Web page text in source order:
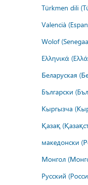
Türkmen dili
Valencià
Wolof
Ελληνικά
Беларуская
Български
Кыргызча
Қазақ
македонски
Монгол
Русский